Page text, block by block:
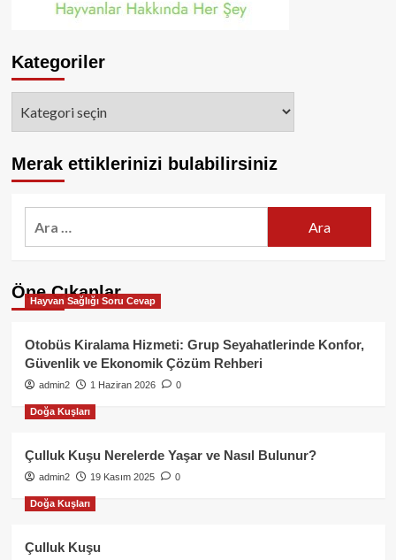
Kategoriler
Merak ettiklerinizi bulabilirsiniz
Öne Çıkanlar
Hayvan Sağlığı Soru Cevap
Otobüs Kiralama Hizmeti: Grup Seyahatlerinde Konfor,
Güvenlik ve Ekonomik Çözüm Rehberi
admin2 1 Haziran 2026 0
Doğa Kuşları
Çulluk Kuşu Nerelerde Yaşar ve Nasıl Bulunur?
admin2 19 Kasım 2025 0
Doğa Kuşları
Çulluk Kuşu